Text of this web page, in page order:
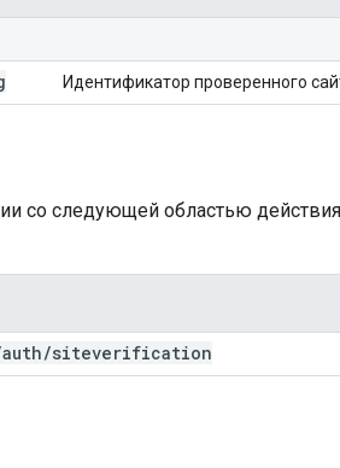
Идентификатор проверенного
со следующей областью
auth/siteverification